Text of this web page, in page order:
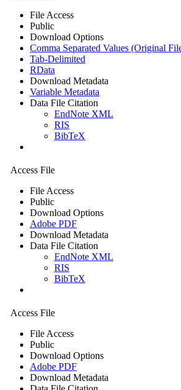
File Access
Public
Download Options
Comma Separated Values (Original
Tab-Delimited
RData
Download Metadata
Variable Metadata
Data File Citation
EndNote XML
RIS
BibTeX
Access File
File Access
Public
Download Options
Adobe PDF
Download Metadata
Data File Citation
EndNote XML
RIS
BibTeX
Access File
File Access
Public
Download Options
Adobe PDF
Download Metadata